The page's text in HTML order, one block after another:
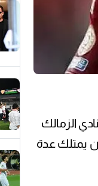
الزمالك
يمتلك عدة